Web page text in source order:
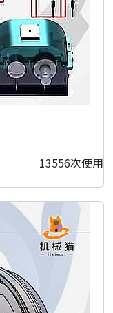
13556次使用